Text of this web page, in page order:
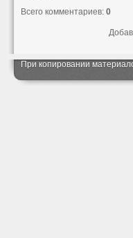
Всего комментариев: 0
При копировании